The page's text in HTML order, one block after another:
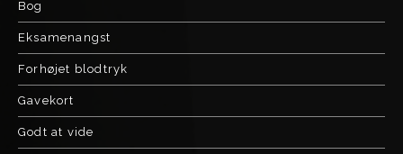
Bog
Eksamenangst
Forhøjet blodtryk
Gavekort
Godt at vide